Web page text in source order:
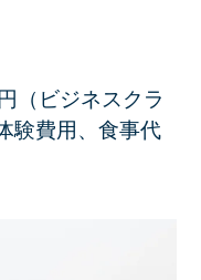
（ビジネスクラ
験費用、食事代